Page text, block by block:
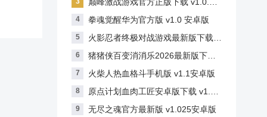
拳魂觉醒华为官方版 v1.0 安卓版
火影忍者终极对战游戏最新版下载 v1.6.6 安卓版
猪猪侠百变消消乐2026最新版下载 v1.9.3 安卓版
火柴人热血格斗手机版 v1.1安卓版
原点计划血肉工匠安卓版下载 v1.1.3 安卓版
无尽之魂官方最新版 v1.025安卓版